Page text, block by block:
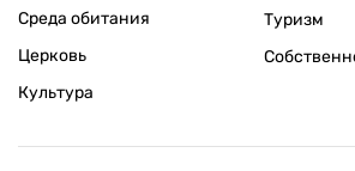
Среда обитания
Церковь
Культура
Туризм